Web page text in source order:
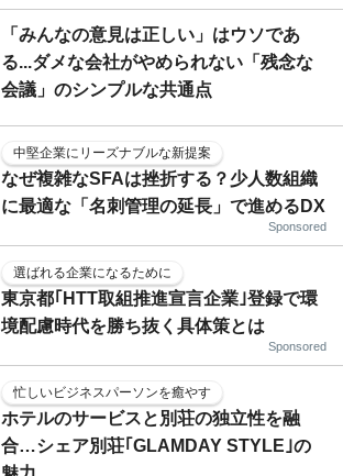
「みんなの意見は正しい」はウソであ
る...ダメな会社がやめられない「残念な
会議」のシンプルな共通点
中堅企業にリーズナブルな新提案
なぜ複雑なSFAは挫折する？少人数組織
に最適な「名刺管理の延長」で進めるDX
Sponsored
選ばれる企業になるために
東京都｢HTT取組推進宣言企業｣登録で環
境配慮時代を勝ち抜く具体策とは
Sponsored
忙しいビジネスパーソンを癒やす
ホテルのサービスと別荘の独立性を融
合…シェア別荘｢GLAMDAY STYLE｣の